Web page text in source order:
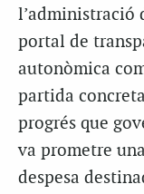
l’administració
portal de
autonòmica
partida
progrés que
va prometre
despesa